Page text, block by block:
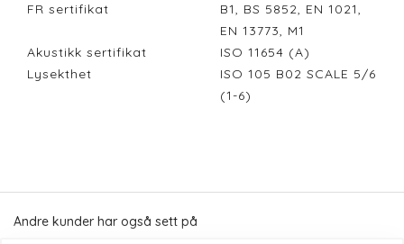
FR sertifikat
B1, BS 5852, EN 1021,
EN 13773, M1
Akustikk sertifikat
ISO 11654 (A)
Lysekthet
ISO 105 B02 SCALE 5/6
(1-6)
Andre kunder har også sett på